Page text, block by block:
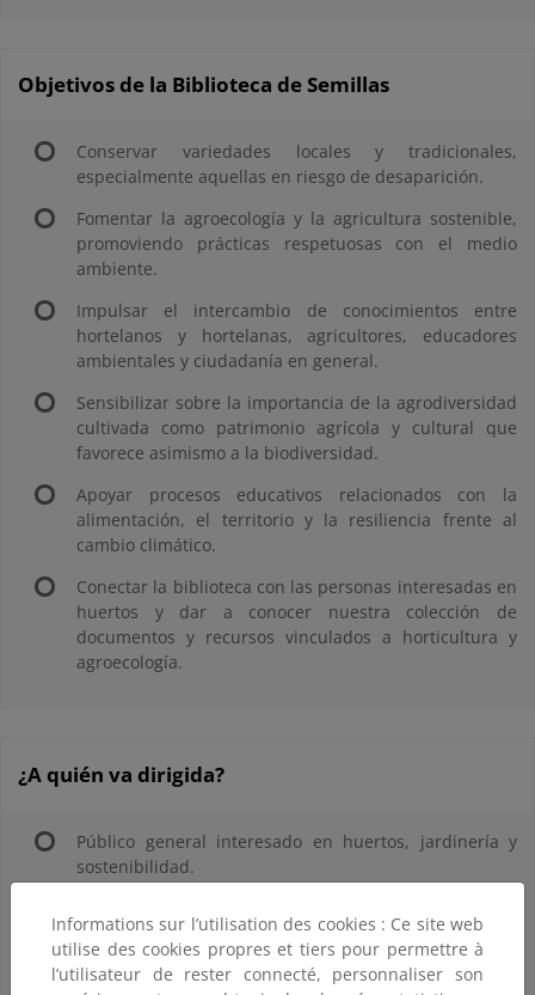
Objetivos de la Biblioteca de Semillas
Conservar variedades locales y tradicionales,
especialmente aquellas en riesgo de desaparición.
Fomentar la agroecología y la agricultura sostenible,
promoviendo prácticas respetuosas con el medio
ambiente.
Impulsar el intercambio de conocimientos entre
hortelanos y hortelanas, agricultores, educadores
ambientales y ciudadanía en general.
Sensibilizar sobre la importancia de la agrodiversidad
cultivada como patrimonio agrícola y cultural que
favorece asimismo a la biodiversidad.
Apoyar procesos educativos relacionados con la
alimentación, el territorio y la resiliencia frente al
cambio climático.
Conectar la biblioteca con las personas interesadas en
huertos y dar a conocer nuestra colección de
documentos y recursos vinculados a horticultura y
agroecología.
¿A quién va dirigida?
Público general interesado en huertos, jardinería y
sostenibilidad.
de educación ambiental.
Agricultores/as y hortelanas/os, tanto aficionados
Informations sur l’utilisation des cookies : Ce site web
utilise des cookies propres et tiers pour permettre à
l’utilisateur de rester connecté, personnaliser son